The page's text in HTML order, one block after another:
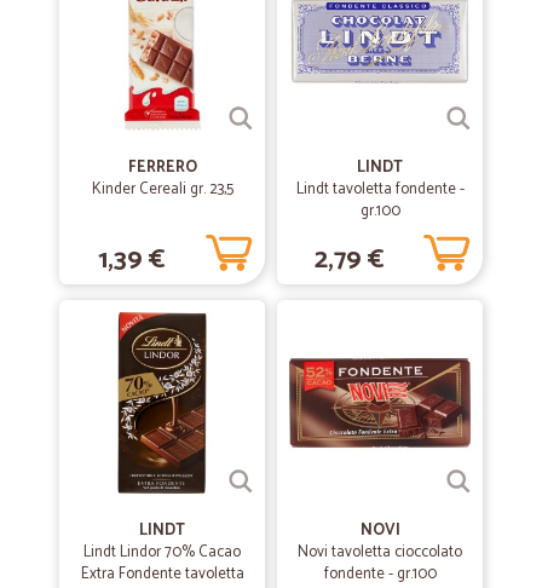
CICALIA: efficienza e comodità
La qualità e la quantità dei prodotti venduti e la rapidità dei tempi di
spedizione fanno di Cicalia un’ottima alternativa ai supermercati
tradizionali. Una soluzione comoda e intelligente diventata per me
una vera e propria abitudine!!!
FERRERO
Kinder Cereali gr. 23,5
1,39 €
LINDT
Lindt tavoletta fondente -
gr.100
2,79 €
LINDT
Lindt Lindor 70% Cacao
Extra Fondente tavoletta
NOVI
Novi tavoletta cioccolato
fondente - gr.100